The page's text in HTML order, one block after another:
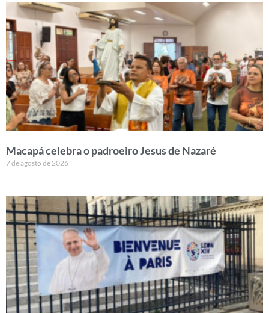
Macapá celebra o padroeiro Jesus de Nazaré
7 de agosto de 2026